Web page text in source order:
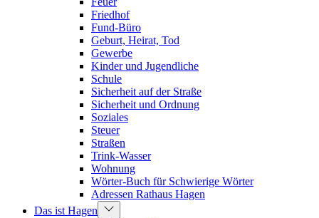
Friedhof
Fund-Büro
Geburt, Heirat, Tod
Gewerbe
Kinder und Jugendliche
Schule
Sicherheit auf der Straße
Sicherheit und Ordnung
Soziales
Steuer
Straßen
Trink-Wasser
Wohnung
Wörter-Buch für Schwierige Wörter
Adressen Rathaus Hagen
Das ist Hagen